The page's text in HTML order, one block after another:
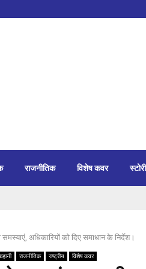
राजनीतिक विशेष कवर स्टोरी
अधिकारियों को दिए समाधान के निर्देश।
राजनीतिक राष्ट्रीय विशेष कवर